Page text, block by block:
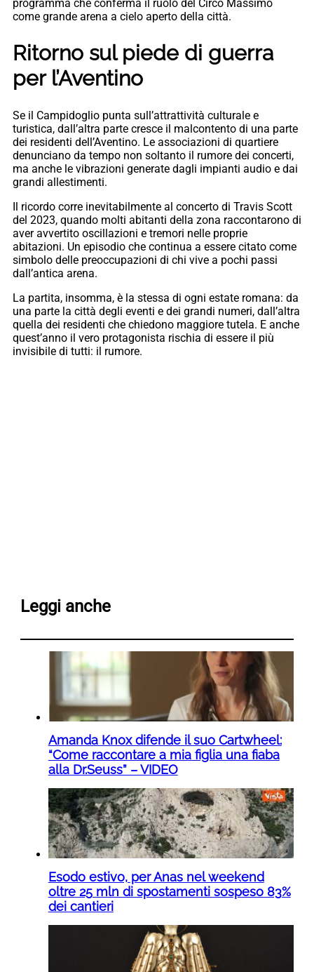
programma che conferma il ruolo del Circo Massimo
come grande arena a cielo aperto della città.
Ritorno sul piede di guerra
per l’Aventino
Se il Campidoglio punta sull’attrattività culturale e
turistica, dall’altra parte cresce il malcontento di una parte
dei residenti dell’Aventino. Le associazioni di quartiere
denunciano da tempo non soltanto il rumore dei concerti,
ma anche le vibrazioni generate dagli impianti audio e dai
grandi allestimenti.
Il ricordo corre inevitabilmente al concerto di Travis Scott
del 2023, quando molti abitanti della zona raccontarono di
aver avvertito oscillazioni e tremori nelle proprie
abitazioni. Un episodio che continua a essere citato come
simbolo delle preoccupazioni di chi vive a pochi passi
dall’antica arena.
La partita, insomma, è la stessa di ogni estate romana: da
una parte la città degli eventi e dei grandi numeri, dall’altra
quella dei residenti che chiedono maggiore tutela. E anche
quest’anno il vero protagonista rischia di essere il più
invisibile di tutti: il rumore.
Leggi anche
Amanda Knox difende il suo Cartwheel:
“Come raccontare a mia figlia una fiaba
alla Dr.Seuss” – VIDEO
Esodo estivo, per Anas nel weekend
oltre 25 mln di spostamenti sospeso 83%
dei cantieri